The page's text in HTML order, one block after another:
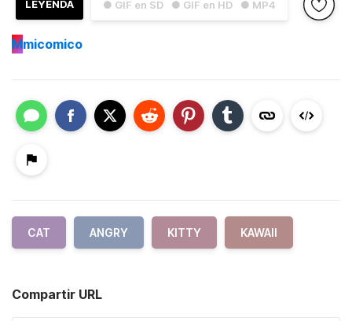
● GIF en SD ● GIF en HD ● MP4
LEYENDA
Mmicomico
CAT ANGRY KITTY KAWAII
Compartir URL